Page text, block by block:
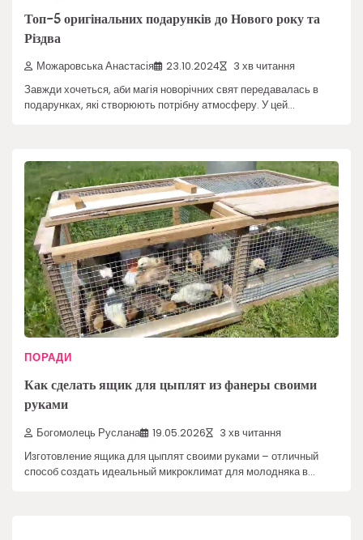
Топ-5 оригінальних подарунків до Нового року та
Різдва
Можаровська Анастасія 23.10.2024 3 хв читання
Завжди хочеться, аби магія новорічних свят передавалась в
подарунках, які створюють потрібну атмосферу. У цей…
ПОРАДИ
Как сделать ящик для цыплят из фанеры своими
руками
Богомолець Руслана 19.05.2026 3 хв читання
Изготовление ящика для цыплят своими руками – отличный
способ создать идеальный микроклимат для молодняка в…